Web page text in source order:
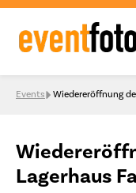
Skip to content
Events Wiedereröffnung
Lagerhaus